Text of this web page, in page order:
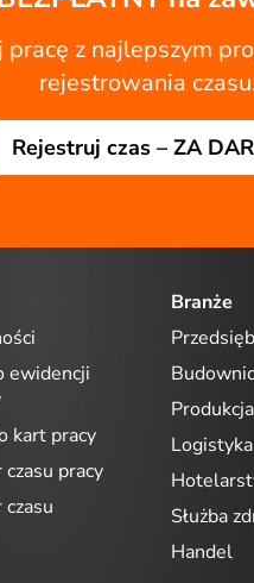
pracę z najlepszym
rejestrowania
Rejestruj czas – ZA
ewidencji
kart pracy
pracy
Branże
Produkcja
Logistyka
Służba
Handel